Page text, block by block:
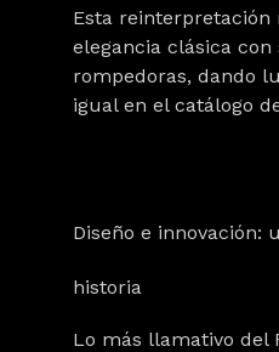
Esta reinterpretación
elegancia clásica
rompedoras, dando
igual en el catálogo
Diseño e innovación:
historia
Lo más llamativo del